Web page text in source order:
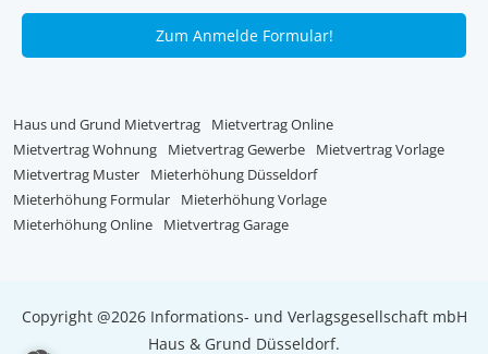
Zum Anmelde Formular!
Haus und Grund Mietvertrag
Mietvertrag Online
Mietvertrag Wohnung
Mietvertrag Gewerbe
Mietvertrag Vorlage
Mietvertrag Muster
Mieterhöhung Düsseldorf
Mieterhöhung Formular
Mieterhöhung Vorlage
Mieterhöhung Online
Mietvertrag Garage
Copyright @2026 Informations- und Verlagsgesellschaft mbH
Haus & Grund Düsseldorf.